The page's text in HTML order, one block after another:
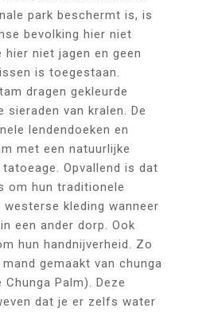
park beschermt is, is
bevolking hier niet
niet jagen en geen
is toegestaan.
dragen gekleurde
van kralen. De
lendendoeken en
met een natuurlijke
Opvallend is dat
om hun traditionele
kleding wanneer
een ander dorp. Ook
hun handnijverheid. Zo
gemaakt van chunga
Palm). Deze
dat je er zelfs water